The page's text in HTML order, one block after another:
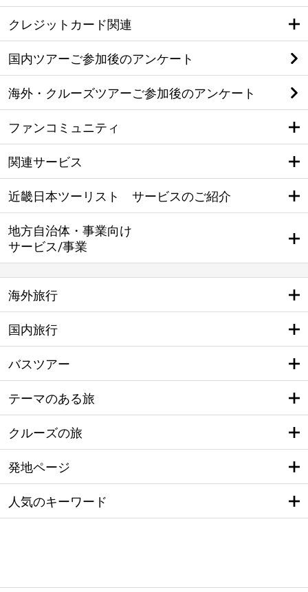
クレジットカード関連
国内ツアーご参加後のアンケート
海外・クルーズツアーご参加後のアンケート
ファンコミュニティ
関連サービス
近畿日本ツーリスト サービスのご紹介
地方自治体・事業向け
サービス/事業
海外旅行
国内旅行
バスツアー
テーマのある旅
クルーズの旅
発地ページ
人気のキーワード